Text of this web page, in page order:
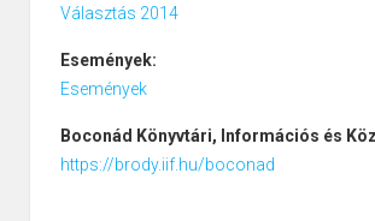
Választás 2014
Események:
Események
Boconád Könyvtári, Információs és
https://brody.iif.hu/boconad